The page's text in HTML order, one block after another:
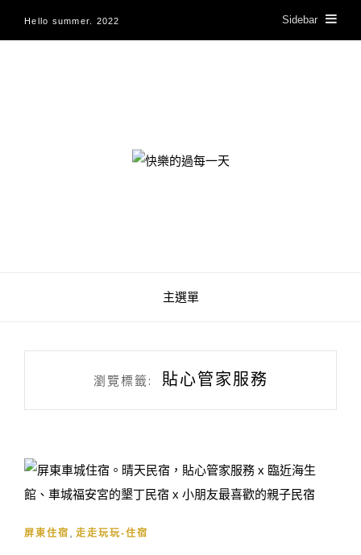
Hello summer. 2022 Sidebar
快樂的過每一天
主選單
瀏覽標籤: 貼心管家服務
屏東住宿 走走玩玩-住宿